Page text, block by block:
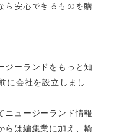
ら安心できるものを購
ジーランドをもっと知
に会社を設立しまし
ニュージーランド情報
らは編集業に加え、輸